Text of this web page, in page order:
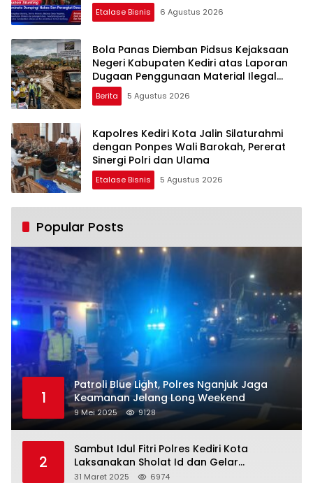
Etalase Bisnis 6 Agustus 2026
Bola Panas Diemban Pidsus Kejaksaan
Negeri Kabupaten Kediri atas Laporan
Dugaan Penggunaan Material Ilegal
Proyek Tol Kediri Oleh PT. HASTARI JAYA
SENTOSA
Berita 5 Agustus 2026
Kapolres Kediri Kota Jalin Silaturahmi
dengan Ponpes Wali Barokah, Pererat
Sinergi Polri dan Ulama
Etalase Bisnis 5 Agustus 2026
Popular Posts
1
Patroli Blue Light, Polres Nganjuk Jaga
Keamanan Jelang Long Weekend
9 Mei 2025 9128
2
Sambut Idul Fitri Polres Kediri Kota
Laksanakan Sholat Id dan Gelar
Halalbihalal
31 Maret 2025 6974